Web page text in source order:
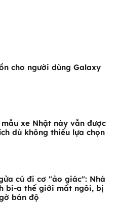
cho người dùng Galaxy
xe Nhật này vẫn được
dù không thiếu lựa chọn
cú đi cơ "ảo giác": Nhà
bi-a thế giới mất ngôi, bị
bán độ